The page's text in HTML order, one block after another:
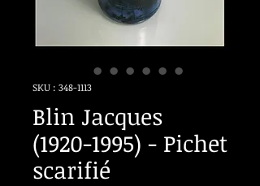
SKU : 348-1113
Blin Jacques
(1920-1995) - Pichet
scarifié